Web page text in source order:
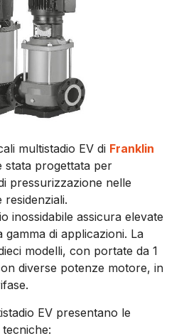
multistadio EV di Franklin
stata progettata per
pressurizzazione nelle
residenziali.
inossidabile assicura elevate
di applicazioni. La
modelli, con portate da 1
diverse potenze motore, in
EV presentano le